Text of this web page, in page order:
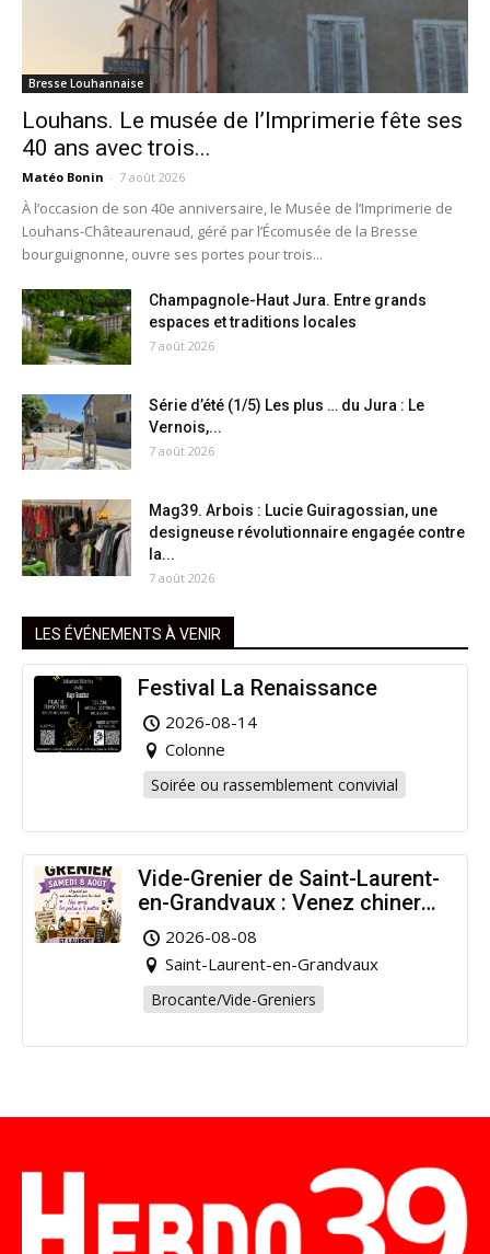
Bresse Louhannaise
Louhans. Le musée de l’Imprimerie fête ses
40 ans avec trois...
Matéo Bonin - 7 août 2026
À l’occasion de son 40e anniversaire, le Musée de l’Imprimerie de
Louhans-Châteaurenaud, géré par l’Écomusée de la Bresse
bourguignonne, ouvre ses portes pour trois...
Champagnole-Haut Jura. Entre grands
espaces et traditions locales
7 août 2026
Série d’été (1/5) Les plus … du Jura : Le
Vernois,...
7 août 2026
Mag39. Arbois : Lucie Guiragossian, une
designeuse révolutionnaire engagée contre
la...
7 août 2026
LES ÉVÉNEMENTS À VENIR
Festival La Renaissance
2026-08-14
Colonne
Soirée ou rassemblement convivial
Vide-Grenier de Saint-Laurent-
en-Grandvaux : Venez chiner
pour la bonne cause !
2026-08-08
Saint-Laurent-en-Grandvaux
Brocante/Vide-Greniers